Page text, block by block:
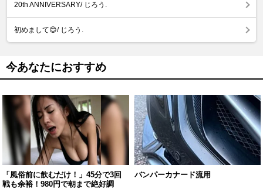
20th ANNIVERSARY/ じろう.
初めまして😊/ じろう.
今あなたにおすすめ
「風俗前に飲むだけ！」45分で3回
戦も余裕！980円で朝まで絶好調
バンパーカナード流用